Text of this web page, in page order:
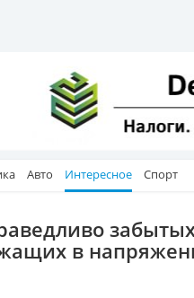
Авто Интересное Спорт
в